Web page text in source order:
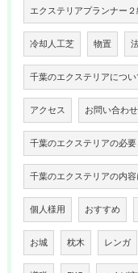
エクステリアプランナー２
冷却人工芝 物置
千葉のエクステリアについ
アクセス お問い合わせ
千葉のエクステリアの必
千葉のエクステリアの内
個人様用 おすすめ
お城 枕木 レンガ